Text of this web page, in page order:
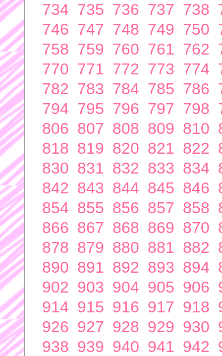
734 735 736 737 738
746 747 748 749 750
758 759 760 761 762
770 771 772 773 774
782 783 784 785 786
794 795 796 797 798
806 807 808 809 810
818 819 820 821 822
830 831 832 833 834
842 843 844 845 846
854 855 856 857 858
866 867 868 869 870
878 879 880 881 882
890 891 892 893 894
902 903 904 905 906
914 915 916 917 918
926 927 928 929 930
938 939 940 941 942